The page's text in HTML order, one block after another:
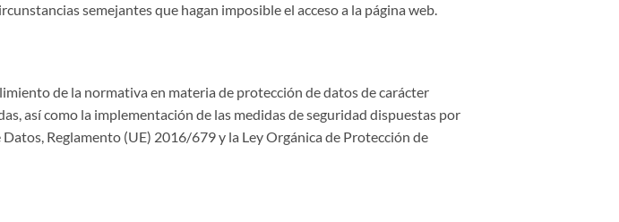
semejantes que hagan imposible el acceso a la página web.
de la normativa en materia de protección de datos de carácter
así como la implementación de las medidas de seguridad dispuestas por
Reglamento (UE) 2016/679 y la Ley Orgánica de Protección de